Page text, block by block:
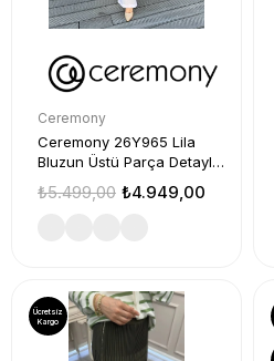
Ceremony
Ceremony 26Y965 Lila
Bluzun Üstü Parça Detaylı
₺4.949,00
₺5.499,00
Ücretsiz
Kargo